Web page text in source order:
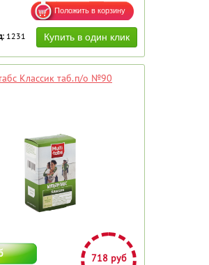
1231
Классик таб.п/о №90
718 руб